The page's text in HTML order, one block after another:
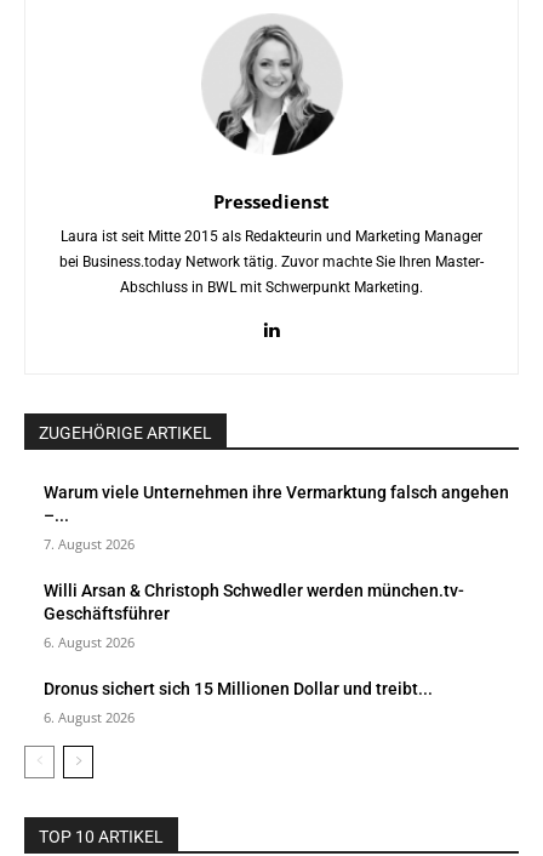
Pressedienst
Laura ist seit Mitte 2015 als Redakteurin und Marketing Manager
bei Business.today Network tätig. Zuvor machte Sie Ihren Master-
Abschluss in BWL mit Schwerpunkt Marketing.
ZUGEHÖRIGE ARTIKEL
Warum viele Unternehmen ihre Vermarktung falsch angehen
–...
7. August 2026
Willi Arsan & Christoph Schwedler werden münchen.tv-
Geschäftsführer
6. August 2026
Dronus sichert sich 15 Millionen Dollar und treibt...
6. August 2026
TOP 10 ARTIKEL